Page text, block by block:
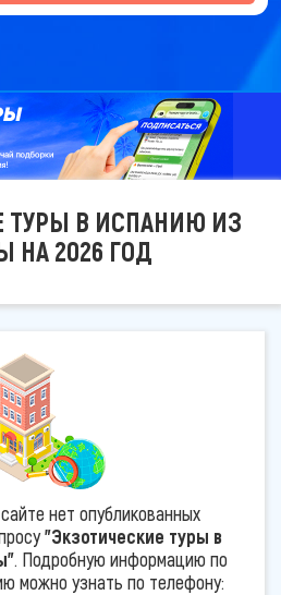
ТУРЫ В ИСПАНИЮ ИЗ
НА 2026 ГОД
нет опубликованных
"Экзотические туры в
. Подробную информацию по
можно узнать по телефону: